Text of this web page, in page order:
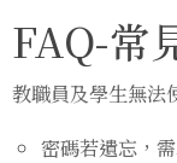
FAQ-常
教職員及學生無法
密碼若遺忘，